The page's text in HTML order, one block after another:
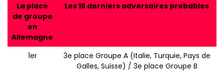
La place
de groupe
en
Allemagne
Les 16 derniers adversaires probables
1er
3e place Groupe A (Italie, Turquie, Pays de
Galles, Suisse) / 3e place Groupe B